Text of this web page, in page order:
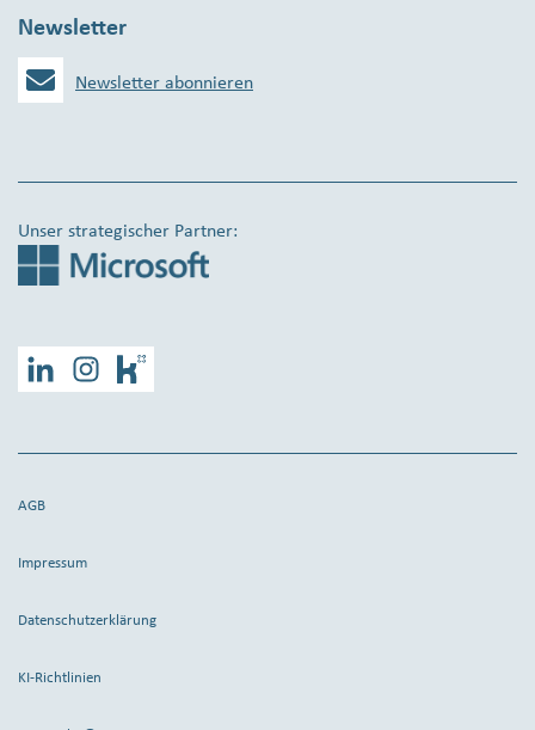
Newsletter
Newsletter abonnieren
Unser strategischer Partner:
LinkedInInstagramKununu
AGB
Impressum
Datenschutzerklärung
KI-Richtlinien